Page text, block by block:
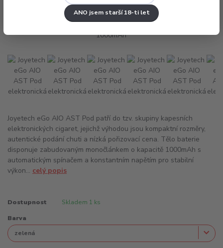
ANO jsem starší 18-ti let
Joyetech eGo AIO AST Pod patří do tzv. skupiny kapesních
elektronických cigaret, jejichž výhodou jsou kompaktní rozměry,
autentické podání chuti a nízká pořizovací cena. Tělo baterie
disponuje zabudovaným monočlánkem o kapacitě 1000mAh s
automatickým spínačem a konstantním napětím pro stabilní
výkon... celý popis
Dostupnost Skladem 1 ks
Barva